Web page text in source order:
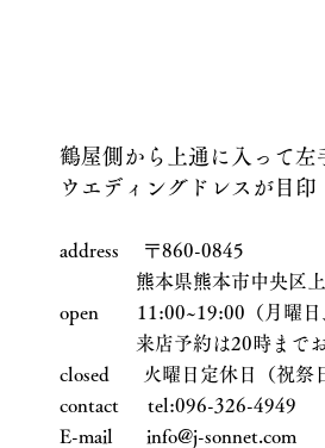
鶴屋側から上通に入って左
ウエディングドレスが目印
address 〒860-0845
熊本県熊本市中央区上通
open 11:00~19:00（月曜日
来店予約は20時までお
closed 火曜日定休日（祝祭
contact tel:096-326-4949
E-mail info@j-sonnet.com